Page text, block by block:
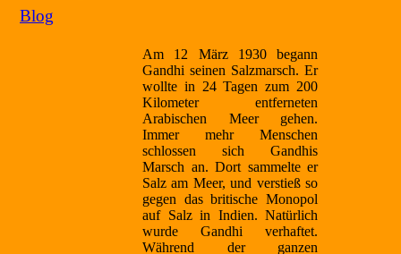
Blog
Am 12 März 1930 begann
Gandhi seinen Salzmarsch. Er
wollte in 24 Tagen zum 200
Kilometer entferneten
Arabischen Meer gehen.
Immer mehr Menschen
schlossen sich Gandhis
Marsch an. Dort sammelte er
Salz am Meer, und verstieß so
gegen das britische Monopol
auf Salz in Indien. Natürlich
wurde Gandhi verhaftet.
Während der ganzen